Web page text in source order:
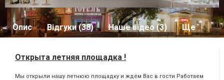
Опис Відгуки (38) Наше відео (3) Ще
Открыта летняя площадка !
Мы открыли нашу летнюю площадку и ждём Вас в гости Работаем